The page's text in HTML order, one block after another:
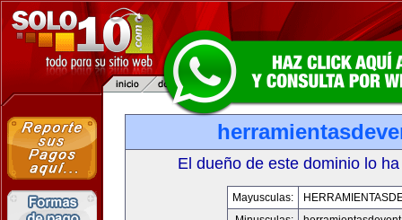
El dueño de este dominio lo
Mayusculas: